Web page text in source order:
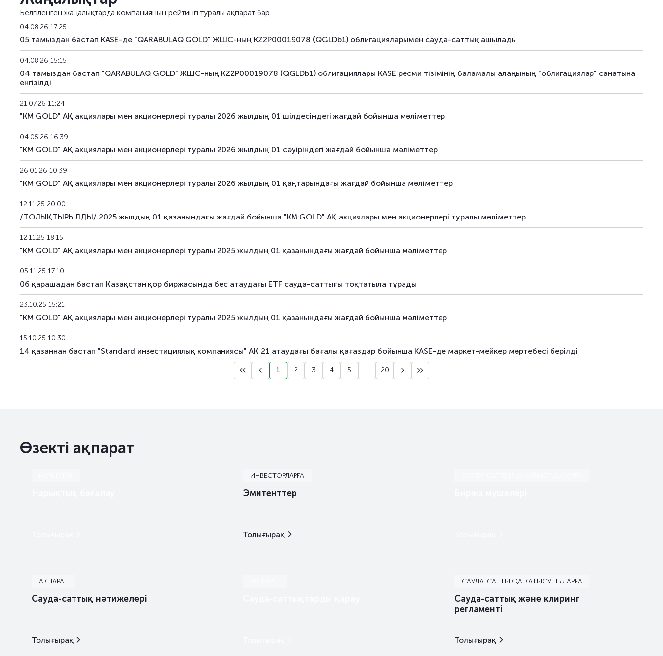
Белгіленген жаңалықтарда компанияның рейтингі туралы ақпарат бар
04.08.26 17:25
05 тамыздан бастап KASE-де "QARABULAQ GOLD" ЖШС-ның KZ2P00019078 (QGLDb1) облигацияларымен сауда-саттық ашылады
04.08.26 15:15
04 тамыздан бастап "QARABULAQ GOLD" ЖШС-ның KZ2P00019078 (QGLDb1) облигациялары KASE ресми тізімінің баламалы алаңының "облигациялар" санатына
енгізілді
21.07.26 11:24
"KM GOLD" AҚ акциялары мен акционерлері туралы 2026 жылдың 01 шілдесіндегі жағдай бойынша мәліметтер
04.05.26 16:39
"KM GOLD" AҚ акциялары мен акционерлері туралы 2026 жылдың 01 сәуіріндегі жағдай бойынша мәліметтер
26.01.26 10:39
"KM GOLD" AҚ акциялары мен акционерлері туралы 2026 жылдың 01 қаңтарындағы жағдай бойынша мәліметтер
12.11.25 20:00
/ТОЛЫҚТЫРЫЛДЫ/ 2025 жылдың 01 қазанындағы жағдай бойынша "KM GOLD" АҚ акциялары мен акционерлері туралы мәліметтер
12.11.25 18:15
"KM GOLD" AҚ акциялары мен акционерлері туралы 2025 жылдың 01 қазанындағы жағдай бойынша мәліметтер
05.11.25 17:10
06 қарашадан бастап Қазақстан қор биржасында бес атаудағы ETF сауда-саттығы тоқтатыла тұрады
23.10.25 15:21
"KM GOLD" AҚ акциялары мен акционерлері туралы 2025 жылдың 01 қазанындағы жағдай бойынша мәліметтер
15.10.25 10:30
14 қазаннан бастап "Standard инвестициялық компаниясы" АҚ 21 атаудағы бағалы қағаздар бойынша KASE-де маркет-мейкер мәртебесі берілді
1 2 3 4 5 ... 20
Өзекті ақпарат
ИНВЕСТОРЛАРҒА
Эмитенттер
Толығырақ
АҚПАРАТ
Сауда-саттық нәтижелері
Толығырақ
САУДА-САТТЫҚҚА ҚАТЫСУШЫЛАРҒА
Сауда-саттық және клиринг
регламенті
Толығырақ